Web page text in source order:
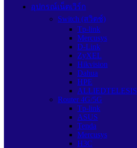
อุปกรณ์เน็ตเวิร์ก
Switch (สวิตช์)
Tp-link
Mercusys
D-Link
ZyXEL
Hikvision
Dahua
HPE
ALLIEDTELESIS
Router 4G/5G
Tp-link
ASUS
Tenda
Mercusys
H3C